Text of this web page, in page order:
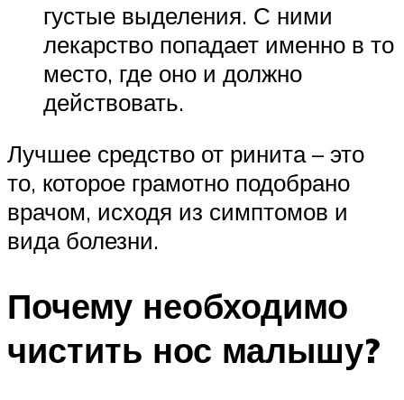
густые выделения. С ними
лекарство попадает именно в то
место, где оно и должно
действовать.
Лучшее средство от ринита – это
то, которое грамотно подобрано
врачом, исходя из симптомов и
вида болезни.
Почему необходимо
чистить нос малышу?